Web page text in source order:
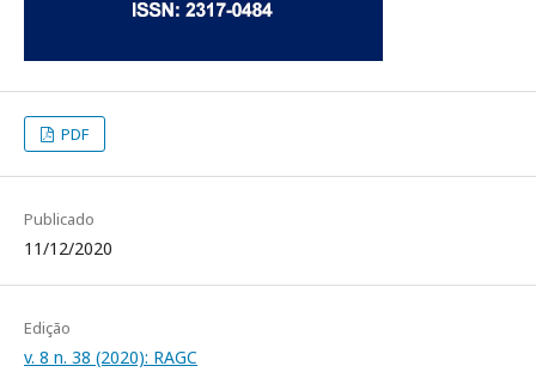
PDF
Publicado
11/12/2020
Edição
v. 8 n. 38 (2020): RAGC